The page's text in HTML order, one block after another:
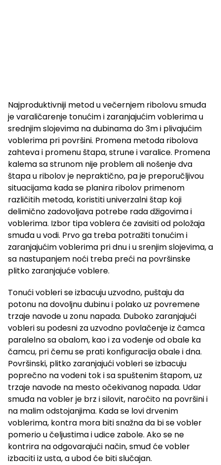
Najproduktivniji metod u večernjem ribolovu smuđa
je varaličarenje tonućim i zaranjajućim voblerima u
srednjim slojevima na dubinama do 3m i plivajućim
voblerima pri površini. Promena metoda ribolova
zahteva i promenu štapa, strune i varalice. Promena
kalema sa strunom nije problem ali nošenje dva
štapa u ribolov je nepraktično, pa je preporučljivou
situacijama kada se planira ribolov primenom
različitih metoda, koristiti univerzalni štap koji
delimično zadovoljava potrebe rada džigovima i
voblerima. Izbor tipa voblera će zavisiti od položaja
smuđa u vodi. Prvo ga treba potražiti tonućim i
zaranjajućim voblerima pri dnu i u srenjim slojevima, a
sa nastupanjem noći treba preći na površinske
plitko zaranjajuće voblere.
Tonući vobleri se izbacuju uzvodno, puštaju da
potonu na dovoljnu dubinu i polako uz povremene
trzaje navode u zonu napada. Duboko zaranjajući
vobleri su podesni za uzvodno povlačenje iz čamca
paralelno sa obalom, kao i za vođenje od obale ka
čamcu, pri čemu se prati konfiguracija obale i dna.
Površinski, plitko zaranjajući vobleri se izbacuju
poprečno na vodeni tok i sa spuštenim štapom, uz
trzaje navode na mesto očekivanog napada. Udar
smuđa na vobler je brz i silovit, naročito na površini i
na malim odstojanjima. Kada se lovi drvenim
voblerima, kontra mora biti snažna da bi se vobler
pomerio u čeljustima i udice zabole. Ako se ne
kontrira na odgovarajući način, smuđ će vobler
izbaciti iz usta, a ubod će biti slučajan.